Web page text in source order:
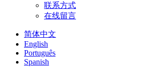
联系方式
在线留言
简体中文
English
Português
Spanish